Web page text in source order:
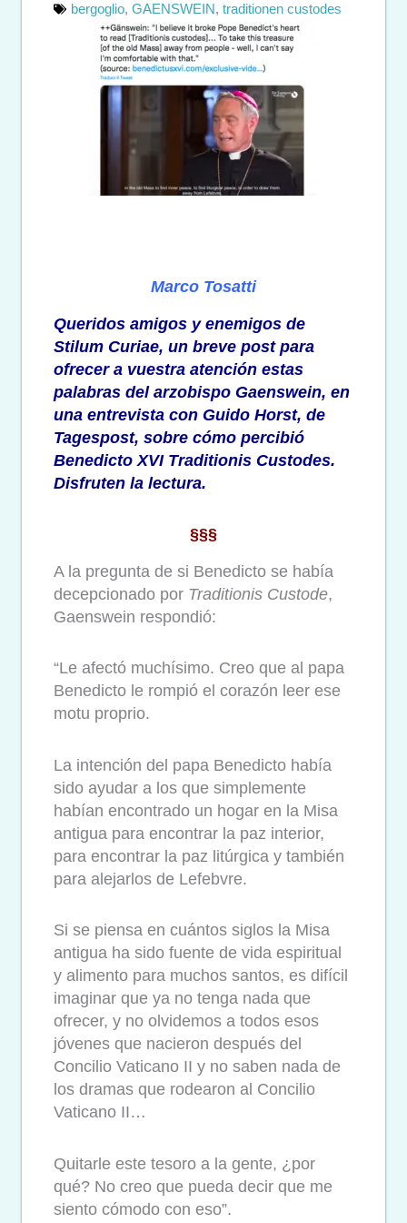
bergoglio, GAENSWEIN, traditionen custodes
Marco Tosatti
Queridos amigos y enemigos de
Stilum Curiae, un breve post para
ofrecer a vuestra atención estas
palabras del arzobispo Gaenswein, en
una entrevista con Guido Horst, de
Tagespost, sobre cómo percibió
Benedicto XVI Traditionis Custodes.
Disfruten la lectura.
§§§
A la pregunta de si Benedicto se había
decepcionado por Traditionis Custode,
Gaenswein respondió:
“Le afectó muchísimo. Creo que al papa
Benedicto le rompió el corazón leer ese
motu proprio.
La intención del papa Benedicto había
sido ayudar a los que simplemente
habían encontrado un hogar en la Misa
antigua para encontrar la paz interior,
para encontrar la paz litúrgica y también
para alejarlos de Lefebvre.
Si se piensa en cuántos siglos la Misa
antigua ha sido fuente de vida espiritual
y alimento para muchos santos, es difícil
imaginar que ya no tenga nada que
ofrecer, y no olvidemos a todos esos
jóvenes que nacieron después del
Concilio Vaticano II y no saben nada de
los dramas que rodearon al Concilio
Vaticano II…
Quitarle este tesoro a la gente, ¿por
qué? No creo que pueda decir que me
siento cómodo con eso”.